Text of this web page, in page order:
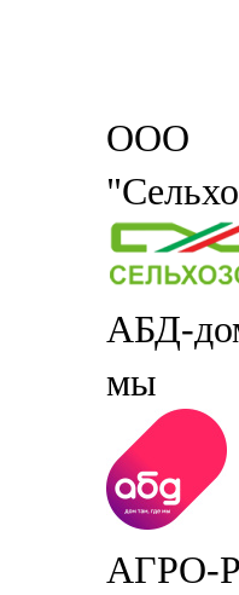
ООО
АБД-
мы
АГРО-